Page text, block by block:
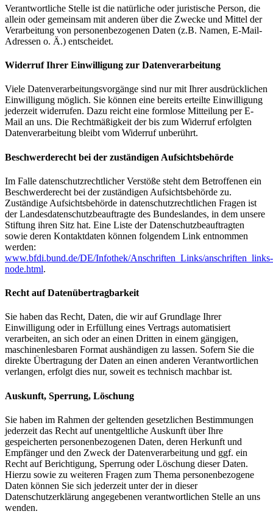
Verantwortliche Stelle ist die natürliche oder juristische Person, die
allein oder gemeinsam mit anderen über die Zwecke und Mittel der
Verarbeitung von personenbezogenen Daten (z.B. Namen, E-Mail-
Adressen o. Ä.) entscheidet.
Widerruf Ihrer Einwilligung zur Datenverarbeitung
Viele Datenverarbeitungsvorgänge sind nur mit Ihrer ausdrücklichen
Einwilligung möglich. Sie können eine bereits erteilte Einwilligung
jederzeit widerrufen. Dazu reicht eine formlose Mitteilung per E-
Mail an uns. Die Rechtmäßigkeit der bis zum Widerruf erfolgten
Datenverarbeitung bleibt vom Widerruf unberührt.
Beschwerderecht bei der zuständigen Aufsichtsbehörde
Im Falle datenschutzrechtlicher Verstöße steht dem Betroffenen ein
Beschwerderecht bei der zuständigen Aufsichtsbehörde zu.
Zuständige Aufsichtsbehörde in datenschutzrechtlichen Fragen ist
der Landesdatenschutzbeauftragte des Bundeslandes, in dem unsere
Stiftung ihren Sitz hat. Eine Liste der Datenschutzbeauftragten
sowie deren Kontaktdaten können folgendem Link entnommen
werden:
www.bfdi.bund.de/DE/Infothek/Anschriften_Links/anschriften_links-
node.html.
Recht auf Datenübertragbarkeit
Sie haben das Recht, Daten, die wir auf Grundlage Ihrer
Einwilligung oder in Erfüllung eines Vertrags automatisiert
verarbeiten, an sich oder an einen Dritten in einem gängigen,
maschinenlesbaren Format aushändigen zu lassen. Sofern Sie die
direkte Übertragung der Daten an einen anderen Verantwortlichen
verlangen, erfolgt dies nur, soweit es technisch machbar ist.
Auskunft, Sperrung, Löschung
Sie haben im Rahmen der geltenden gesetzlichen Bestimmungen
jederzeit das Recht auf unentgeltliche Auskunft über Ihre
gespeicherten personenbezogenen Daten, deren Herkunft und
Empfänger und den Zweck der Datenverarbeitung und ggf. ein
Recht auf Berichtigung, Sperrung oder Löschung dieser Daten.
Hierzu sowie zu weiteren Fragen zum Thema personenbezogene
Daten können Sie sich jederzeit unter der in dieser
Datenschutzerklärung angegebenen verantwortlichen Stelle an uns
wenden.